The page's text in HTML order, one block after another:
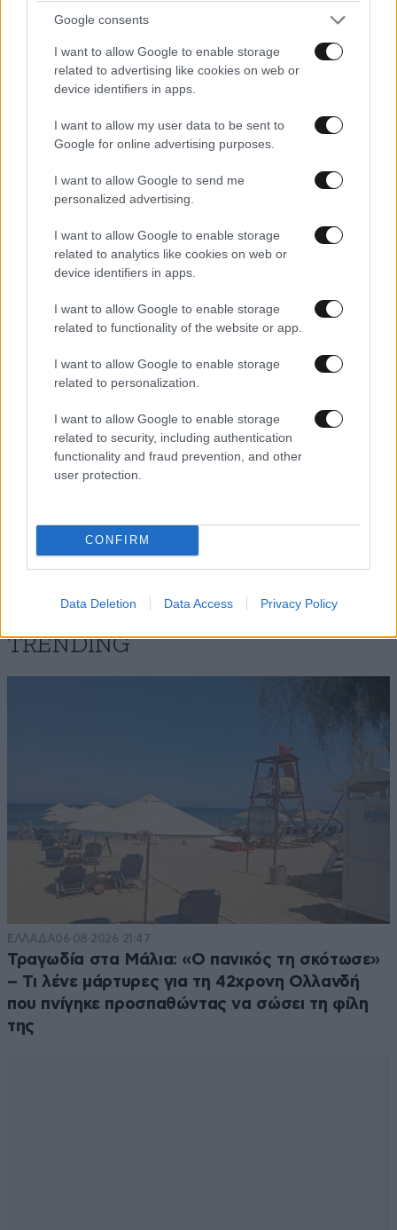
Google consents
I want to allow Google to enable storage
related to advertising like cookies on web or
device identifiers in apps.
I want to allow my user data to be sent to
Google for online advertising purposes.
I want to allow Google to send me
personalized advertising.
I want to allow Google to enable storage
related to analytics like cookies on web or
device identifiers in apps.
I want to allow Google to enable storage
related to functionality of the website or app.
I want to allow Google to enable storage
related to personalization.
I want to allow Google to enable storage
related to security, including authentication
functionality and fraud prevention, and other
user protection.
CONFIRM
Data Deletion Data Access Privacy Policy
ΣΧΌΛΙΑ ΑΝΑΓΝΩΣΤΏΝ
ΠΡΟΣΘΕΣΤΕ ΤΟ ΣΧΟΛΙΟ ΣΑΣ
Xαρακτήρες: 0/1000
TRENDING
ΕΛΛΑΔΑ06·08·2026 21:47
Τραγωδία στα Μάλια: «Ο πανικός τη σκότωσε»
– Τι λένε μάρτυρες για τη 42χρονη Ολλανδή
που πνίγηκε προσπαθώντας να σώσει τη φίλη
της